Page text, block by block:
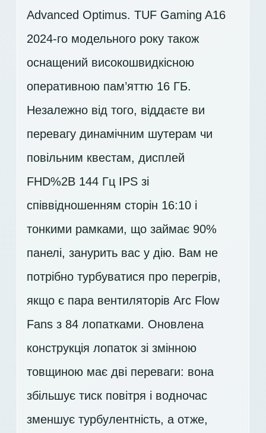
Advanced Optimus. TUF Gaming A16
2024-го модельного року також
оснащений високошвидкісною
оперативною пам’яттю 16 ГБ.
Незалежно від того, віддаєте ви
перевагу динамічним шутерам чи
повільним квестам, дисплей
FHD%2B 144 Гц IPS зі
співвідношенням сторін 16:10 і
тонкими рамками, що займає 90%
панелі, занурить вас у дію. Вам не
потрібно турбуватися про перегрів,
якщо є пара вентиляторів Arc Flow
Fans з 84 лопатками. Оновлена
конструкція лопаток зі змінною
товщиною має дві переваги: вона
збільшує тиск повітря і водночас
зменшує турбулентність, а отже,